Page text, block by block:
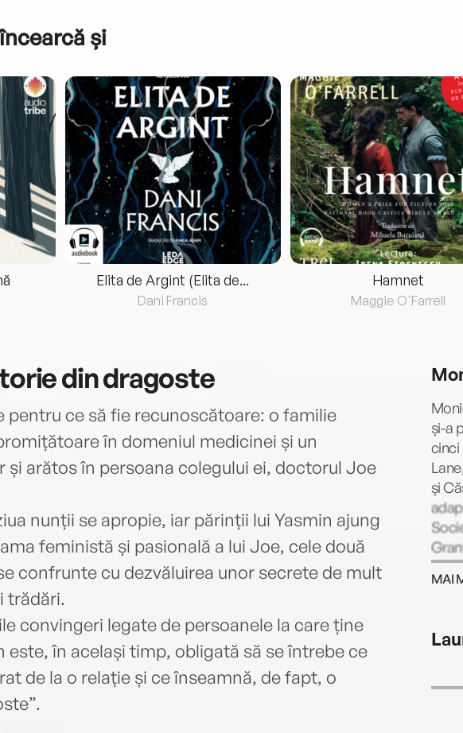
și
Elita de Argint (Elita de...
Dani Francis
Hamnet
Maggie O'Farrell
din dragoste
pentru ce să fie recunoscătoare: o familie
în domeniul medicinei și un
arătos în per­soana colegului ei, doctorul Joe
nunții se apropie, iar părinții lui Yasmin ajung
feministă și pasională a lui Joe, cele două
confrunte cu dezvăluirea unor secrete de mult
trădări.
convingeri legate de persoanele la care ține
este, în același timp, obligată să se întrebe ce
de la o relație și ce înseamnă, de fapt, o
și-a
cinci
și
MAI